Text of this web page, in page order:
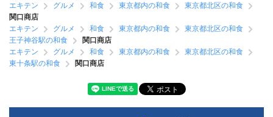
エキテン
グルメ 和食 東京都内の和食
東京都北区の和食
関口商店
エキテン
グルメ 和食 東京都内の和食
東京都北区の和食
王子神谷駅の和食
関口商店
エキテン
グルメ 和食 東京都内の和食
東京都北区の和食
東十条駅の和食
関口商店